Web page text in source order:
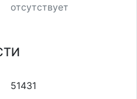
отсутствует
51431